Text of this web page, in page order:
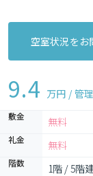
空室状況をお
9.4 万円 / 管
敷金 無料
礼金 無料
階数 1階 / 5階